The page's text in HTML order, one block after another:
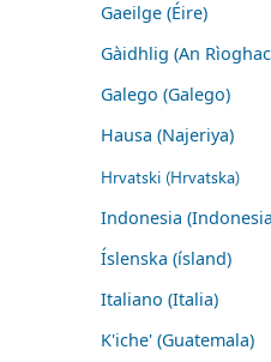
Gaeilge (Éire)
Gàidhlig (An
Galego (Galego)
Hausa (Najeriya)
Hrvatski (Hrvatska)
Indonesia
Íslenska (ísland)
Italiano (Italia)
K'iche' (Guatemala)